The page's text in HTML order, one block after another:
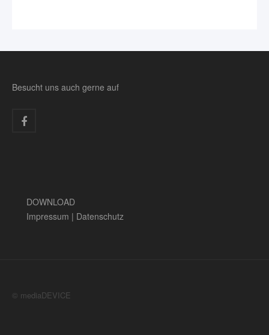
Besucht uns auch gerne auf
DOWNLOAD
Impressum | Datenschutz
© mediaDEVICE